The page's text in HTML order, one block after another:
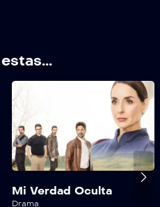
Vida Capítulo 10
Capítulo 11
Vida Capítulo 12
Mi Verdad Oculta
Drama